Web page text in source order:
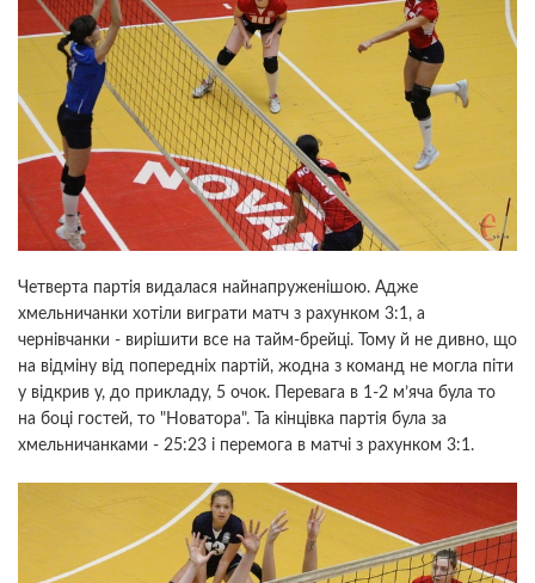
Четверта партія видалася найнапруженішою. Адже
хмельничанки хотіли виграти матч з рахунком 3:1, а
чернівчанки - вирішити все на тайм-брейці. Тому й не дивно, що
на відміну від попередніх партій, жодна з команд не могла піти
у відкрив у, до прикладу, 5 очок. Перевага в 1-2 м’яча була то
на боці гостей, то "Новатора". Та кінцівка партія була за
хмельничанками - 25:23 і перемога в матчі з рахунком 3:1.